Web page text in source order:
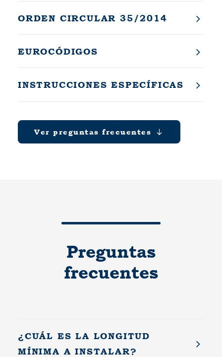
ORDEN CIRCULAR 35/2014
EUROCÓDIGOS
INSTRUCCIONES ESPECÍFICAS
Ver preguntas frecuentes
Preguntas
frecuentes
¿CUÁL ES LA LONGITUD
MÍNIMA A INSTALAR?